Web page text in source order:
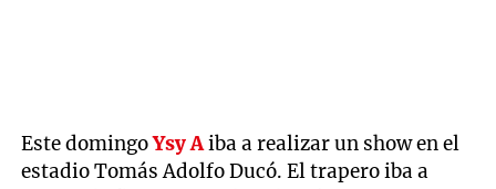
Este domingoYsy Aiba a realizar un show en el
estadio Tomás Adolfo Ducó. El trapero iba a